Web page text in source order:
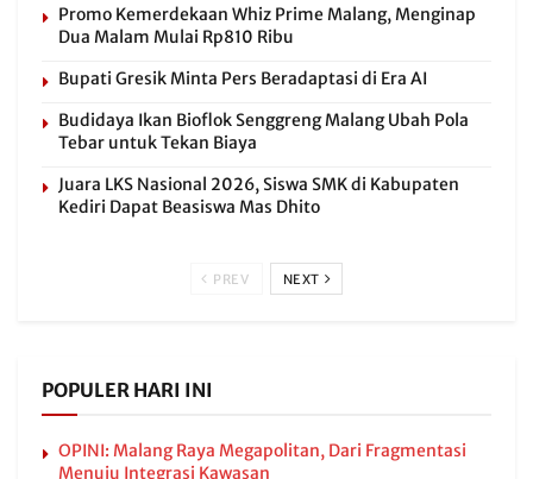
Promo Kemerdekaan Whiz Prime Malang, Menginap
Dua Malam Mulai Rp810 Ribu
Bupati Gresik Minta Pers Beradaptasi di Era AI
Budidaya Ikan Bioflok Senggreng Malang Ubah Pola
Tebar untuk Tekan Biaya
Juara LKS Nasional 2026, Siswa SMK di Kabupaten
Kediri Dapat Beasiswa Mas Dhito
PREV NEXT
POPULER HARI INI
OPINI: Malang Raya Megapolitan, Dari Fragmentasi
Menuju Integrasi Kawasan